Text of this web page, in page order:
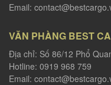
Email:
VĂN PHÀNG BEST
Địa chỉ: Số 86/12 Phổ
Hotline: 0919 968 759
Email: